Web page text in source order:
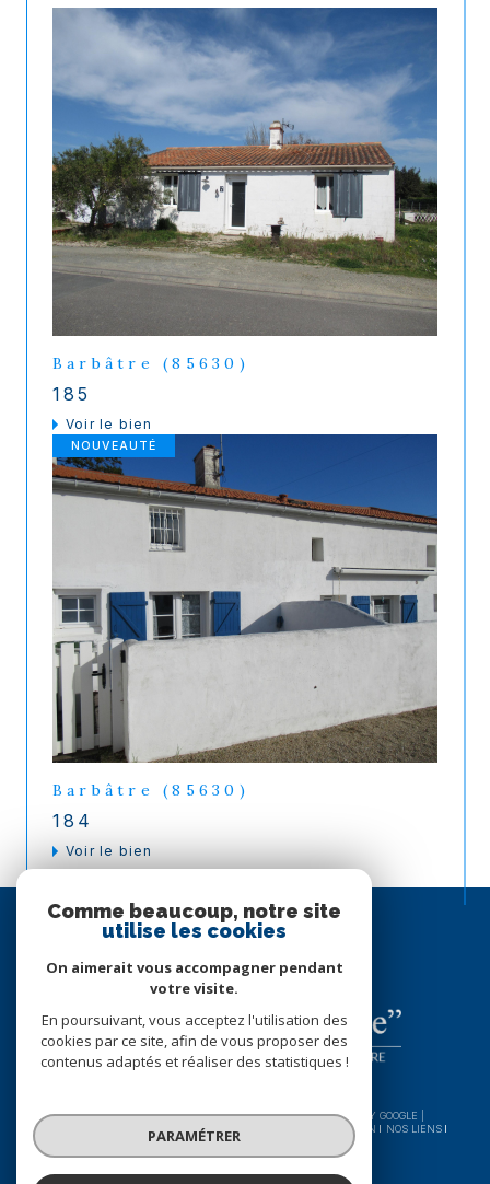
Barbâtre (85630)
185
voir le bien
NOUVEAUTÉ
Barbâtre (85630)
184
voir le bien
ESPACE
PROPRIÉTAIRE
SE CONNECTER
© 2026 | TOUS DROITS RÉSERVÉS | TRADUCTION POWERED BY GOOGLE |
PLAN DU SITE ADMIN
NOS LIENS
POLITIQUE RGPD
Comme beaucoup, notre site
utilise les cookies
On aimerait vous accompagner pendant
votre visite.
En poursuivant, vous acceptez l'utilisation des
cookies par ce site, afin de vous proposer des
contenus adaptés et réaliser des statistiques !
PARAMÉTRER